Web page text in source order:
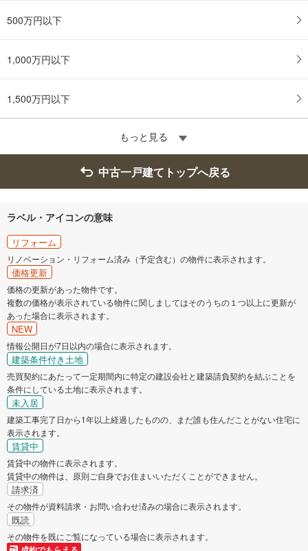
500万円以下
1,000万円以下
1,500万円以下
もっと見る
中古一戸建てトップへ戻る
ラベル・アイコンの意味
リフォーム
リノベーション・リフォーム済み（予定含む）の物件に表示されます。
価格更新
価格の更新があった物件です。
複数の価格が表示されている物件に関しましてはそのうちの１つ以上に更新が
あった場合に表示されます。
NEW
情報公開日が7日以内の場合に表示されます。
建築条件付き土地
売買契約にあたって一定期間内に特定の建設会社と建築請負契約を結ぶことを
条件にしている土地に表示されます。
未入居
建築工事完了日から1年以上経過したものの、まだ誰も住んだことがない住宅に
表示されます。
賃貸中
賃貸中の物件に表示されます。
賃貸中の物件は、原則ご自身でお住まいいただくことができません。
請求済
その物件が資料請求・お問い合わせ済みの場合に表示されます。
既読
その物件を既にご覧になっている場合に表示されます。